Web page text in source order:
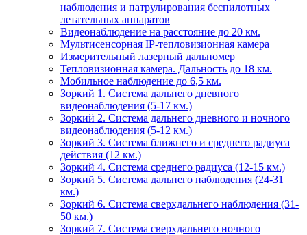
наблюдения и патрулирования беспилотных
летательных аппаратов
Видеонаблюдение на расстояние до 20 км.
Мультисенсорная IP-тепловизионная камера
Измерительный лазерный дальномер
Тепловизионная камера. Дальность до 18 км.
Мобильное наблюдение до 6,5 км.
Зоркий 1. Система дальнего дневного
видеонаблюдения (5-17 км.)
Зоркий 2. Система дальнего дневного и ночного
видеонаблюдения (5-12 км.)
Зоркий 3. Система ближнего и среднего радиуса
действия (12 км.)
Зоркий 4. Система среднего радиуса (12-15 км.)
Зоркий 5. Система дальнего наблюдения (24-31
км.)
Зоркий 6. Система сверхдальнего наблюдения (31-
50 км.)
Зоркий 7. Система сверхдальнего ночного